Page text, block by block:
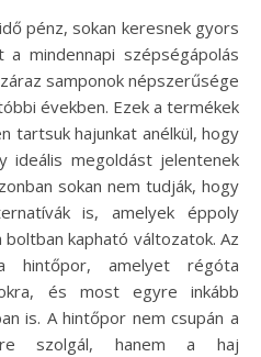
mindennapi szépségápolás
samponok népszerűsége
években. Ezek a termékek
tartsuk hajunkat anélkül, hogy
ideális megoldást jelentenek
sokan nem tudják, hogy
is, amelyek éppoly
kapható változatok. Az
hintőpor, amelyet régóta
és most egyre inkább
is. A hintőpor nem csupán a
szolgál, hanem a haj